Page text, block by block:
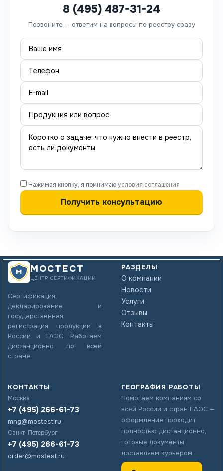
8 (495) 487-31-24
Позвоните — ответим на вопросы по реестру сразу
Нажимая кнопку, я принимаюусловия соглашения
МОСТЕСТ
ЦЕНТР СЕРТИФИКАЦИИ
Сертификация,
декларирование и
государственная
регистрация продукции в
России и ЕАЭС. Работаем
дистанционно по всей
стране.
РАЗДЕЛЫ
О компании
Новости
Услуги
Отзывы
Контакты
КОНТАКТЫ
Москва
+7 (495) 266-61-73
mng@mostest.ru
Санкт-Петербург
+7 (495) 266-61-73
order@mostest.ru
ГЕОГРАФИЯ РАБОТЫ
Помогаем компаниям со
всей России и стран ЕАЭС —
оформление проходит
полностью дистанционно,
готовые документы
доставляем курьером.